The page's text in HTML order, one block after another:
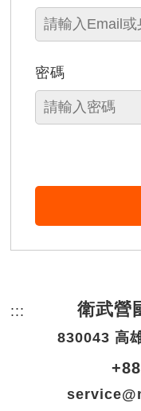
密碼
::: 頁尾網站資訊。
衛武營
830043 高